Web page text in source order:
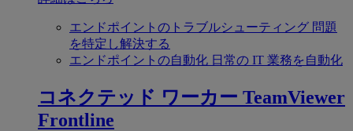
エンドポイントのトラブルシューティング 問題
を特定し解決する
エンドポイントの自動化 日常の IT 業務を自動化
コネクテッド ワーカー TeamViewer
Frontline